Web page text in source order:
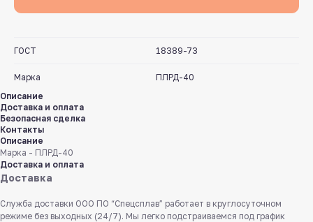
ГОСТ 18389-73
Марка
ПЛРД-40
Описание
Доставка и оплата
Безопасная сделка
Контакты
Описание
Марка - ПЛРД-40
Доставка и оплата
Доставка
Служба доставки ООО ПО “Спецсплав” работает в круглосуточном
режиме без выходных (24/7). Мы легко подстраиваемся под график